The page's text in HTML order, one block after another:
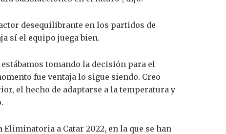
desequilibrante en los partidos de
sí el equipo juega bien.
tomando la decisión para el
fue ventaja lo sigue siendo. Creo
el hecho de adaptarse a la temperatura y
a Catar 2022, en la que se han